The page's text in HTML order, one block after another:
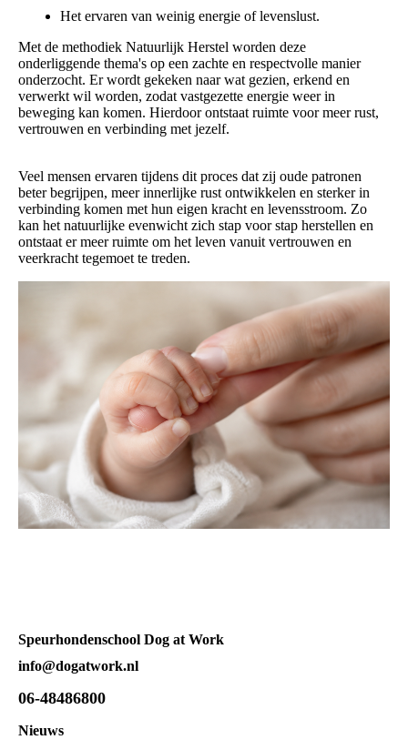
Het ervaren van weinig energie of levenslust.
Met de methodiek Natuurlijk Herstel worden deze
onderliggende thema's op een zachte en respectvolle manier
onderzocht. Er wordt gekeken naar wat gezien, erkend en
verwerkt wil worden, zodat vastgezette energie weer in
beweging kan komen. Hierdoor ontstaat ruimte voor meer rust,
vertrouwen en verbinding met jezelf.
Veel mensen ervaren tijdens dit proces dat zij oude patronen
beter begrijpen, meer innerlijke rust ontwikkelen en sterker in
verbinding komen met hun eigen kracht en levensstroom. Zo
kan het natuurlijke evenwicht zich stap voor stap herstellen en
ontstaat er meer ruimte om het leven vanuit vertrouwen en
veerkracht tegemoet te treden.
Speurhondenschool Dog at Work
info@dogatwork.nl
06-48486800
Nieuws